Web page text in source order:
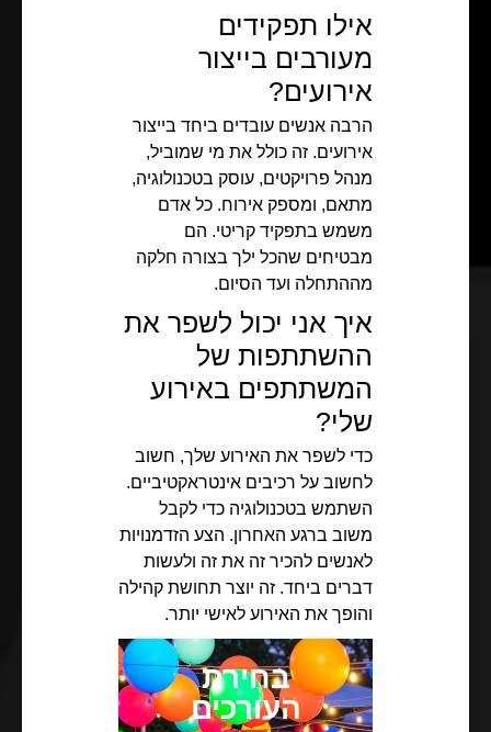
אילו תפקידים
מעורבים בייצור
אירועים?
הרבה אנשים עובדים ביחד בייצור
אירועים. זה כולל את מי שמוביל,
מנהל פרויקטים, עוסק בטכנולוגיה,
מתאם, ומספק אירוח. כל אדם
משמש בתפקיד קריטי. הם
מבטיחים שהכל ילך בצורה חלקה
מההתחלה ועד הסיום.
איך אני יכול לשפר את
ההשתתפות של
המשתתפים באירוע
שלי?
כדי לשפר את האירוע שלך, חשוב
לחשוב על רכיבים אינטראקטיביים.
השתמש בטכנולוגיה כדי לקבל
משוב ברגע האחרון. הצע הזדמנויות
לאנשים להכיר זה את זה ולעשות
דברים ביחד. זה יוצר תחושת קהילה
והופך את האירוע לאישי יותר.
בחירת
העורכים